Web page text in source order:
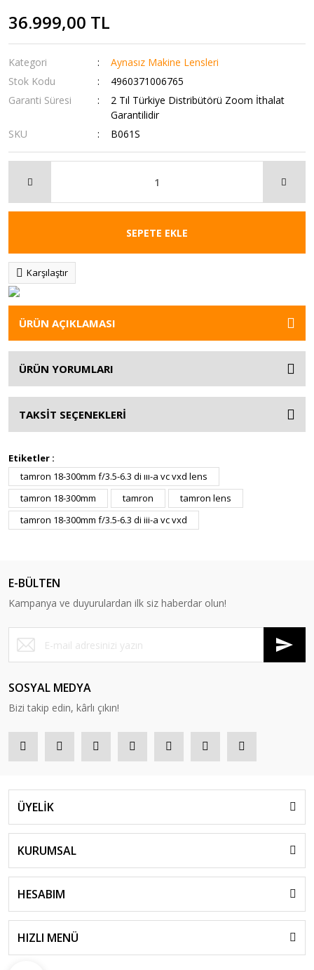
36.999,00 TL
Kategori
Aynasız Makine Lensleri
Stok Kodu
4960371006765
Garanti Süresi
2 Tıl Türkiye Distribütörü Zoom İthalat
Garantilidir
SKU
B061S
SEPETE EKLE
Karşılaştır
ÜRÜN AÇIKLAMASI
ÜRÜN YORUMLARI
TAKSİT SEÇENEKLERİ
Etiketler :
tamron 18-300mm f/3.5-6.3 di ııı-a vc vxd lens
tamron 18-300mm
tamron
tamron lens
tamron 18-300mm f/3.5-6.3 di iii-a vc vxd
E-BÜLTEN
Kampanya ve duyurulardan ilk siz haberdar olun!
SOSYAL MEDYA
Bizi takip edin, kârlı çıkın!
ÜYELİK
KURUMSAL
HESABIM
HIZLI MENÜ